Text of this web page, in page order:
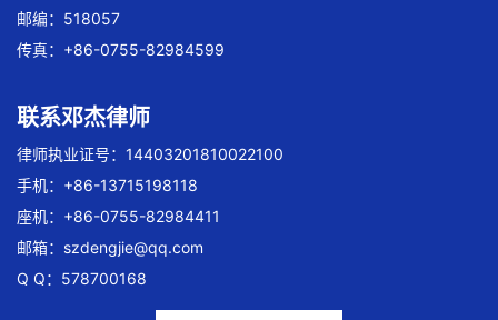
邮编：518057
传真：+86-0755-82984599
联系邓杰律师
律师执业证号：14403201810022100
手机：+86-13715198118
座机：+86-0755-82984411
邮箱： szdengjie@qq.com
Q Q：578700168